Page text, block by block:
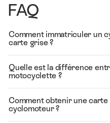
FAQ
Comment immatriculer un
carte grise ?
Quelle est la différence
motocyclette ?
Comment obtenir une
cyclomoteur ?